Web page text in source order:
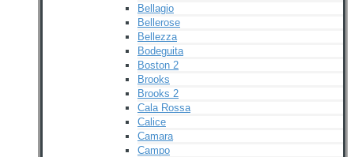
Bellagio
Bellerose
Bellezza
Bodeguita
Boston 2
Brooks
Brooks 2
Cala Rossa
Calice
Camara
Campo